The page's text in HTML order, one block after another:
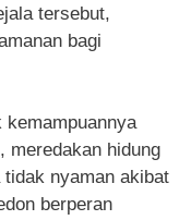
tersebut,
bagi
kemampuannya
meredakan hidung
nyaman akibat
berperan